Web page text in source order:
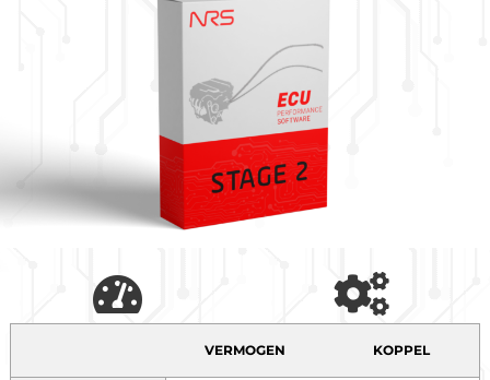
VERMOGEN KOPPEL